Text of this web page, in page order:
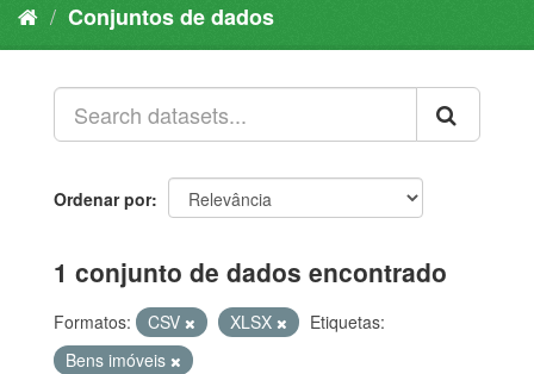
Conjuntos de dados
Ordenar por
1 conjunto de dados encontrado
Formatos: CSV XLSX
Etiquetas:
Bens imóveis